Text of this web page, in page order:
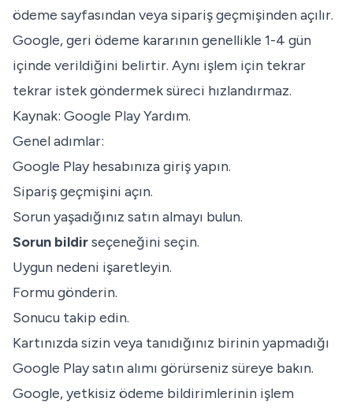
ödeme sayfasından veya sipariş geçmişinden açılır.
Google, geri ödeme kararının genellikle 1-4 gün
içinde verildiğini belirtir. Aynı işlem için tekrar
tekrar istek göndermek süreci hızlandırmaz.
Kaynak: Google Play Yardım.
Genel adımlar:
Google Play hesabınıza giriş yapın.
Sipariş geçmişini açın.
Sorun yaşadığınız satın almayı bulun.
Sorun bildirseçeneğini seçin.
Uygun nedeni işaretleyin.
Formu gönderin.
Sonucu takip edin.
Kartınızda sizin veya tanıdığınız birinin yapmadığı
Google Play satın alımı görürseniz süreye bakın.
Google, yetkisiz ödeme bildirimlerinin işlem